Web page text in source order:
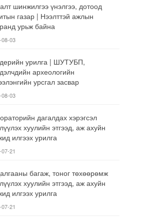
шинжилгээ үнэлгээ, дотоод
газар | Нээлттэй ажлын
урьж байна
08-03
урилга | ШУТУБП,
археологийн
урсгал засвар
08-03
дагалдах хэрэгсэл
хуулийн этгээд, аж ахуйн
илгээх урилга
21
багаж, тоног төхөөрөмж
хуулийн этгээд, аж ахуйн
илгээх урилга
21